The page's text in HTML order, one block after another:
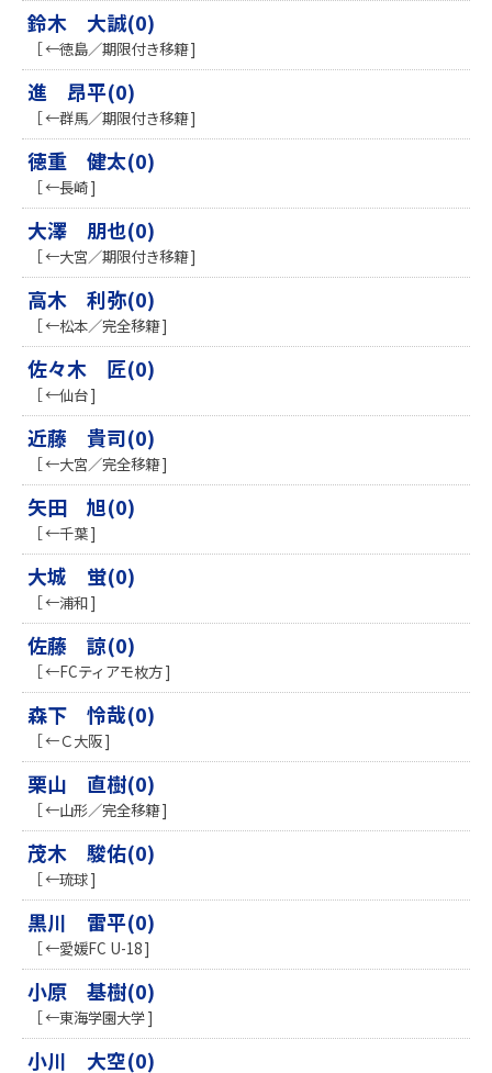
鈴木 大誠(0)
［ ←徳島／期限付き移籍 ]
進 昂平(0)
［ ←群馬／期限付き移籍 ]
徳重 健太(0)
［ ←長崎 ]
大澤 朋也(0)
［ ←大宮／期限付き移籍 ]
高木 利弥(0)
［ ←松本／完全移籍 ]
佐々木 匠(0)
［ ←仙台 ]
近藤 貴司(0)
［ ←大宮／完全移籍 ]
矢田 旭(0)
［ ←千葉 ]
大城 蛍(0)
［ ←浦和 ]
佐藤 諒(0)
［ ←FCティアモ枚方 ]
森下 怜哉(0)
［ ←Ｃ大阪 ]
栗山 直樹(0)
［ ←山形／完全移籍 ]
茂木 駿佑(0)
［ ←琉球 ]
黒川 雷平(0)
［ ←愛媛FC U-18 ]
小原 基樹(0)
［ ←東海学園大学 ]
小川 大空(0)